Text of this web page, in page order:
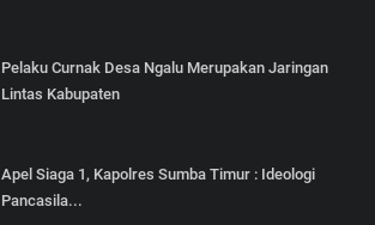
Pelaku Curnak Desa Ngalu Merupakan Jaringan
Lintas Kabupaten
Apel Siaga 1, Kapolres Sumba Timur : Ideologi
Pancasila...